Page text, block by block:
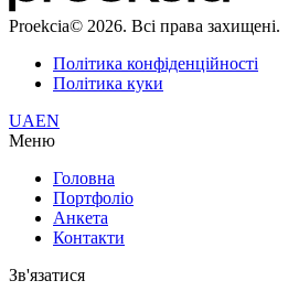
Proekcia© 2026. Всі права захищені.
Політика конфіденційності
Політика куки
UAEN
Меню
Головна
Портфоліо
Анкета
Контакти
Зв'язатися